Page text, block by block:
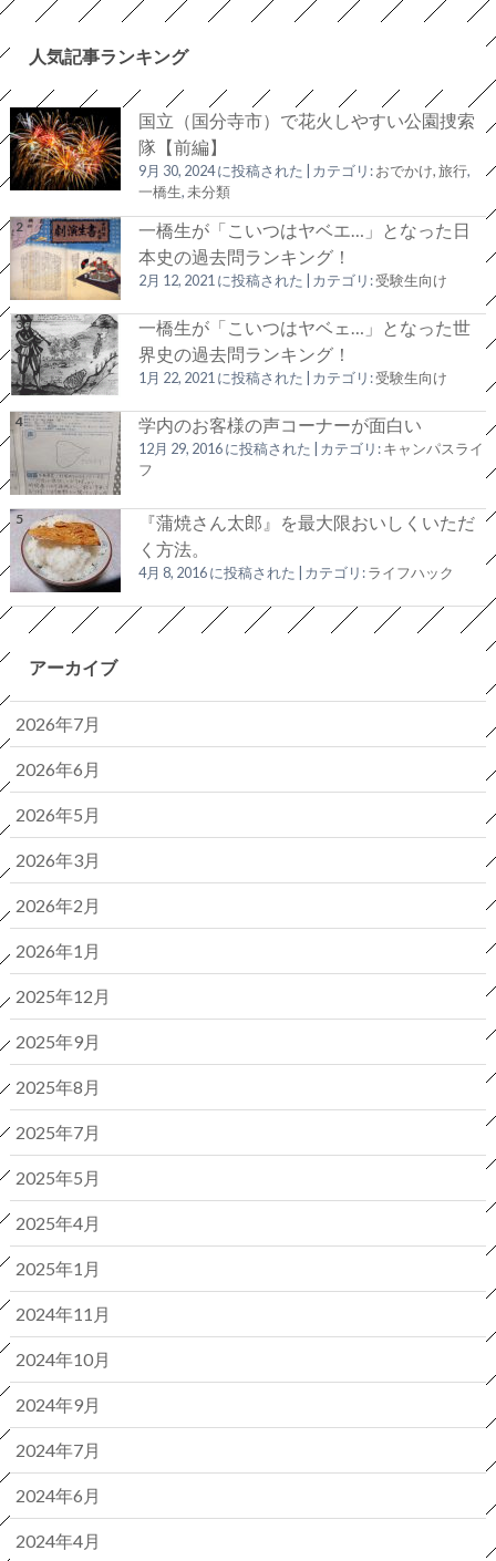
人気記事ランキング
国立（国分寺市）で花火しやすい公園捜索
隊【前編】
9月 30, 2024 に投稿された カテゴリ:おでかけ, 旅行,
一橋生, 未分類
一橋生が「こいつはヤベエ…」となった日
本史の過去問ランキング！
2月 12, 2021 に投稿された カテゴリ:受験生向け
一橋生が「こいつはヤベェ…」となった世
界史の過去問ランキング！
1月 22, 2021 に投稿された カテゴリ:受験生向け
学内のお客様の声コーナーが面白い
12月 29, 2016 に投稿された カテゴリ:キャンパスライ
フ
『蒲焼さん太郎』を最大限おいしくいただ
く方法。
4月 8, 2016 に投稿された カテゴリ:ライフハック
アーカイブ
2026年7月
2026年6月
2026年5月
2026年3月
2026年2月
2026年1月
2025年12月
2025年9月
2025年8月
2025年7月
2025年5月
2025年4月
2025年1月
2024年11月
2024年10月
2024年9月
2024年7月
2024年6月
2024年4月